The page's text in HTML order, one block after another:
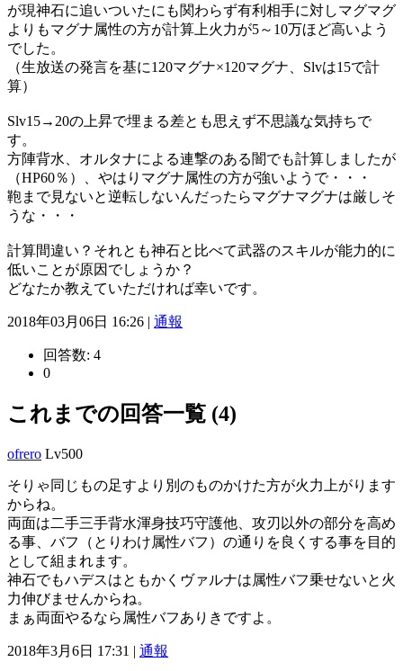
が現神石に追いついたにも関わらず有利相手に対しマグマグ
よりもマグナ属性の方が計算上火力が5～10万ほど高いよう
でした。
（生放送の発言を基に120マグナ×120マグナ、Slvは15で計
算）
Slv15→20の上昇で埋まる差とも思えず不思議な気持ちで
す。
方陣背水、オルタナによる連撃のある闇でも計算しましたが
（HP60％）、やはりマグナ属性の方が強いようで・・・
鞄まで見ないと逆転しないんだったらマグナマグナは厳しそ
うな・・・
計算間違い？それとも神石と比べて武器のスキルが能力的に
低いことが原因でしょうか？
どなたか教えていただければ幸いです。
2018年03月06日 16:26 | 通報
回答数: 4
0
これまでの回答一覧 (4)
ofrero Lv500
そりゃ同じもの足すより別のものかけた方が火力上がります
からね。
両面は二手三手背水渾身技巧守護他、攻刃以外の部分を高め
る事、バフ（とりわけ属性バフ）の通りを良くする事を目的
として組まれます。
神石でもハデスはともかくヴァルナは属性バフ乗せないと火
力伸びませんからね。
まぁ両面やるなら属性バフありきですよ。
2018年3月6日 17:31 | 通報